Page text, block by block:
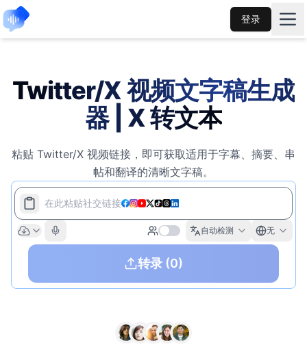
登录
Twitter/X 视频文字稿生成
器 | X 转文本
粘贴 Twitter/X 视频链接，即可获取适用于字幕、摘要、串
帖和翻译的清晰文字稿。
在此粘贴社交链接
自动检测 无
转录(0)